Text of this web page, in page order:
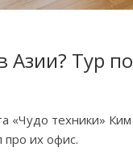
Азии? Тур
«Чудо техники»
про их офис.